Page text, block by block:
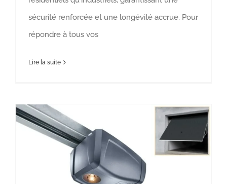
sécurité renforcée et une longévité accrue. Pour
répondre à tous vos
Lire la suite
Moteur SOMFY DEXXO COMPACT RTS